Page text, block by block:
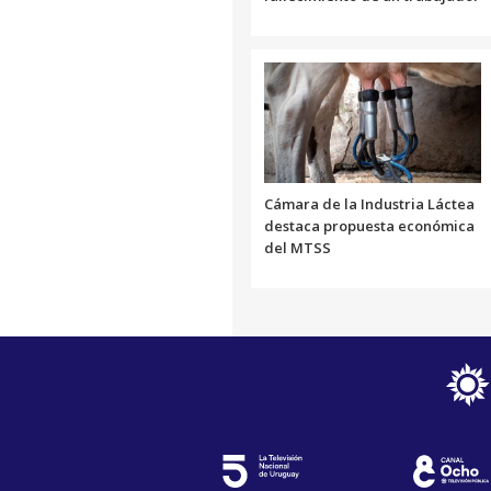
Cámara de la Industria Láctea
destaca propuesta económica
del MTSS